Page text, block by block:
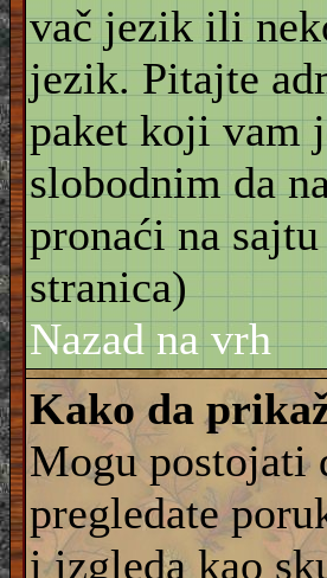
vač jezik ili
jezik. Pitajte
paket koji vam
slobodnim da
pronaći na
stranica)
Nazad na vrh
Kako da
Mogu postojati
pregledate
i izgleda kao